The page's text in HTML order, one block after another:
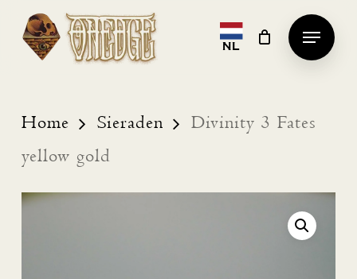
Skip
content
NL
Menu
Home Sieraden
Divinity 3 Fates
yellow gold